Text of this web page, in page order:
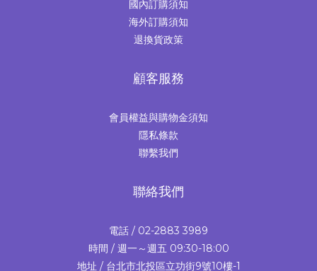
國內訂購須知
海外訂購須知
退換貨政策
顧客服務
會員權益與購物金須知
隱私條款
聯繫我們
聯絡我們
電話 / 02-2883 3989
時間 / 週一～週五 09:30-18:00
地址 / 台北市北投區立功街9號10樓-1